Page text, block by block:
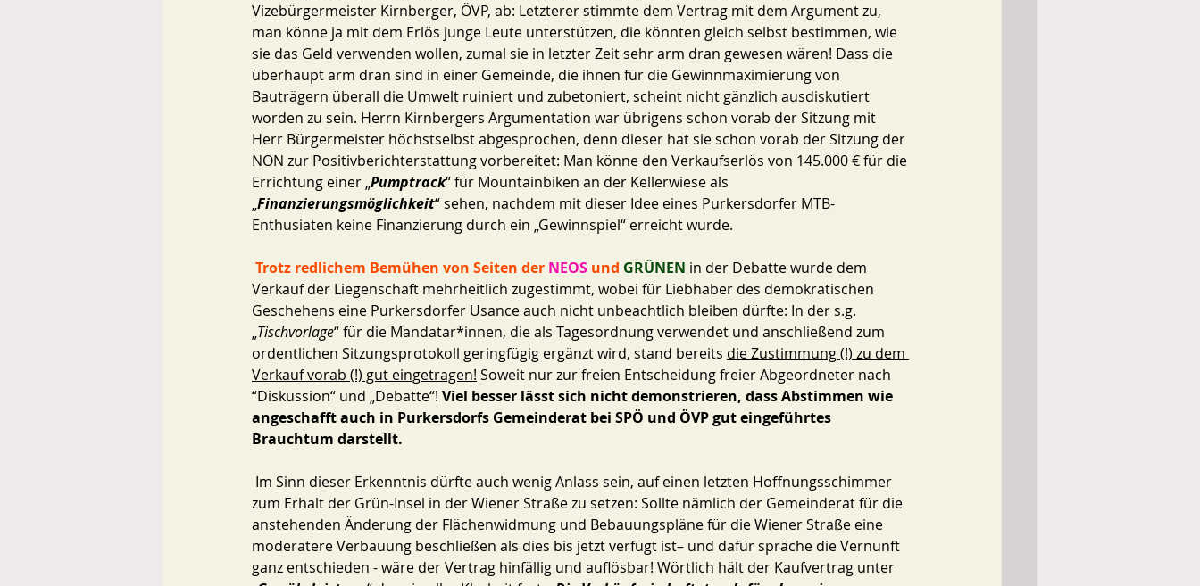
Vizebürgermeister Kirnberger, ÖVP, ab: Letzterer stimmte dem Vertrag mit dem Argument zu,
man könne ja mit dem Erlös junge Leute unterstützen, die könnten gleich selbst bestimmen, wie
sie das Geld verwenden wollen, zumal sie in letzter Zeit sehr arm dran gewesen wären! Dass die
überhaupt arm dran sind in einer Gemeinde, die ihnen für die Gewinnmaximierung von
Bauträgern überall die Umwelt ruiniert und zubetoniert, scheint nicht gänzlich ausdiskutiert
worden zu sein. Herrn Kirnbergers Argumentation war übrigens schon vorab der Sitzung mit
Herr Bürgermeister höchstselbst abgesprochen, denn dieser hat sie schon vorab der Sitzung der
NÖN zur Positivberichterstattung vorbereitet: Man könne den Verkaufserlös von 145.000 € für die
Errichtung einer „Pumptrack“ für Mountainbiken an der Kellerwiese als
„Finanzierungsmöglichkeit“ sehen, nachdem mit dieser Idee eines Purkersdorfer MTB-
Enthusiaten keine Finanzierung durch ein „Gewinnspiel“ erreicht wurde.
Trotz redlichem Bemühen von Seiten der NEOS und GRÜNEN in der Debatte wurde dem
Verkauf der Liegenschaft mehrheitlich zugestimmt, wobei für Liebhaber des demokratischen
Geschehens eine Purkersdorfer Usance auch nicht unbeachtlich bleiben dürfte: In der s.g.
„Tischvorlage“ für die Mandatar*innen, die als Tagesordnung verwendet und anschließend zum
ordentlichen Sitzungsprotokoll geringfügig ergänzt wird, stand bereits die Zustimmung (!) zu dem
Verkauf vorab (!) gut eingetragen! Soweit nur zur freien Entscheidung freier Abgeordneter nach
“Diskussion“ und „Debatte“! Viel besser lässt sich nicht demonstrieren, dass Abstimmen wie
angeschafft auch in Purkersdorfs Gemeinderat bei SPÖ und ÖVP gut eingeführtes
Brauchtum darstellt.
zum Erhalt der Grün-Insel in der Wiener Straße zu setzen: Sollte nämlich der Gemeinderat für die
anstehenden Änderung der Flächenwidmung und Bebauungspläne für die Wiener Straße eine
moderatere Verbauung beschließen als dies bis jetzt verfügt ist– und dafür spräche die Vernunft
ganz entschieden - wäre der Vertrag hinfällig und auflösbar! Wörtlich hält der Kaufvertrag unter